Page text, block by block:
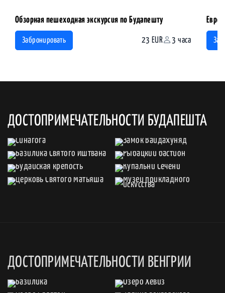
Обзорная пешеходная экскурсия по Будапешту
Забронировать 23 EUR 3 часа
ДОСТОПРИМЕЧАТЕЛЬНОСТИ БУДАПЕШТА
ДОСТОПРИМЕЧАТЕЛЬНОСТИ ВЕНГРИИ